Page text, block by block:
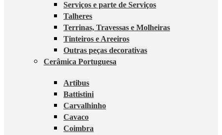
Serviços e parte de Serviços
Talheres
Terrinas, Travessas e Molheiras
Tinteiros e Areeiros
Outras peças decorativas
Cerâmica Portuguesa
Artibus
Battistini
Carvalhinho
Cavaco
Coimbra